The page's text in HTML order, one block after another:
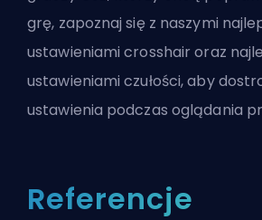
grę, zapoznaj się z naszymi
ustawieniami crosshair oraz
ustawieniami czułości, aby
ustawienia podczas oglądania
Referencje